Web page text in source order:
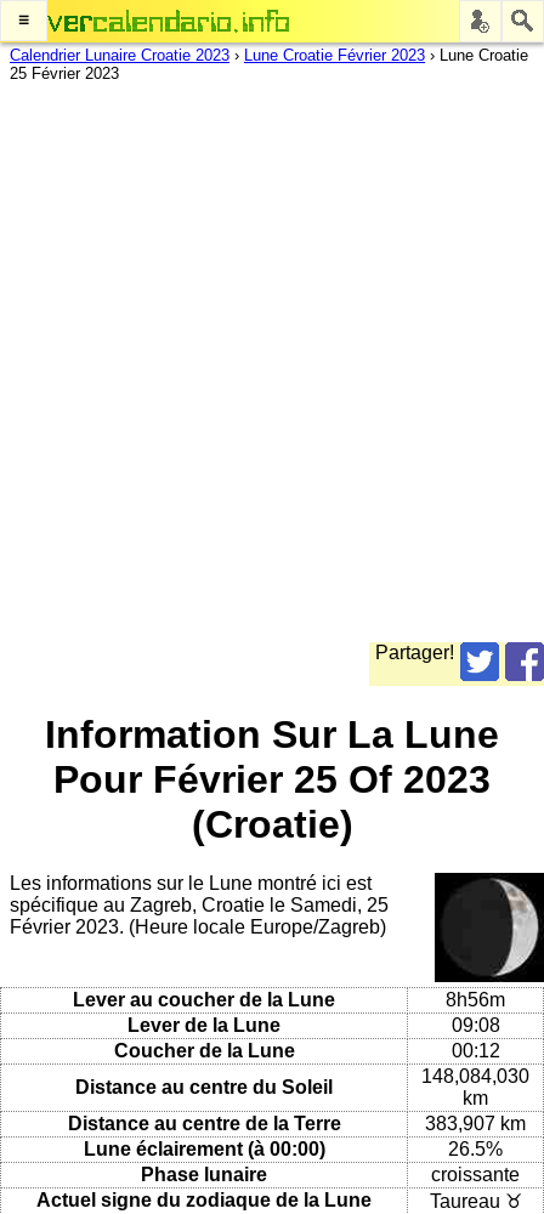
≡
Calendrier Lunaire Croatie 2023 › Lune Croatie Février 2023 › Lune Croatie
25 Février 2023
Partager!
Information Sur La Lune
Pour Février 25 Of 2023
(Croatie)
Les informations sur le Lune montré ici est
spécifique au Zagreb, Croatie le Samedi, 25
Février 2023. (Heure locale Europe/Zagreb)
Lever au coucher de la Lune
8h56m
Lever de la Lune
09:08
Coucher de la Lune
00:12
Distance au centre du Soleil
148,084,030
km
Distance au centre de la Terre
383,907 km
Lune éclairement (à 00:00)
26.5%
Phase lunaire
croissante
Actuel signe du zodiaque de la Lune
Taureau ♉